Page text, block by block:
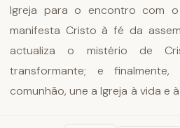
Igreja para o encontro com
manifesta Cristo à fé da
actualiza o mistério de
transformante; e
comunhão, une a Igreja à vida e